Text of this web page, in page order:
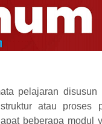
pelajaran
atau proses
beberapa